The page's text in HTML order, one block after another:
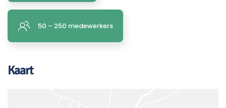
50 – 250 medewerkers
Kaart